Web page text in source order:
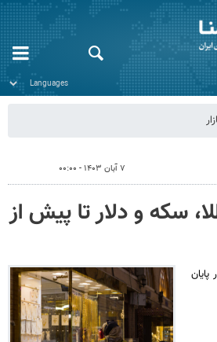
۷ آبان ۱۴۰۳ - ۰۰:۰۰
سکه و دلار تا پیش از